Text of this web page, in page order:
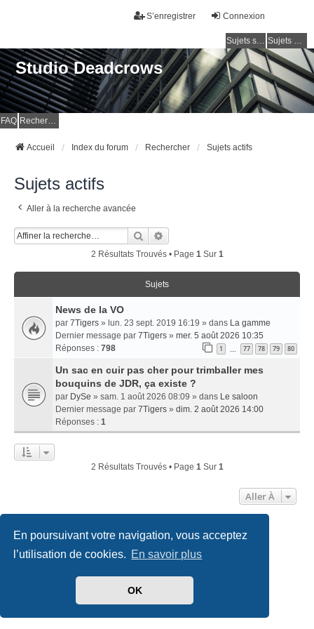
En poursuivant votre navigation, vous acceptez
l’utilisation de cookies. En savoir plus
OK
Connexion
S’enregistrer
Sujets sans réponse Sujets actifs
Studio Deadcrows
FAQ Rechercher
Accueil Index du forum Rechercher Sujets actifs
Sujets actifs
Aller à la recherche avancée
Rechercher
2 Résultats Trouvés • Page 1Sur 1
Sujets
News de la VO
par 7Tigers » lun. 23 sept. 2019 16:19 » dans La gamme
Dernier message par 7Tigers » mer. 5 août 2026 10:35
Réponses : 798 1 77 78 79 80
Un sac en cuir pas cher pour trimballer mes
bouquins de JDR, ça existe ?
par DySe » sam. 1 août 2026 08:09 » dans Le saloon
Dernier message par 7Tigers » dim. 2 août 2026 14:00
Réponses : 1
2 Résultats Trouvés • Page 1Sur 1
Aller À
Accueil Index du forum Nous contacter
phpBB-fr.com
created by INVENTEA & v12mike
Conditions